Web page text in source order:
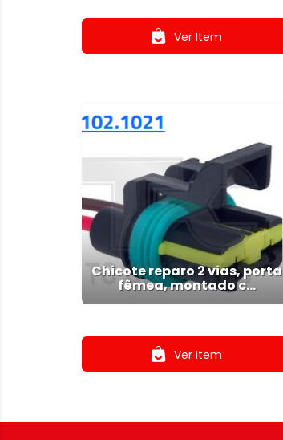
Ver Item
Chicote reparo 2 vias, porta
fêmea, montado c...
Ver Item